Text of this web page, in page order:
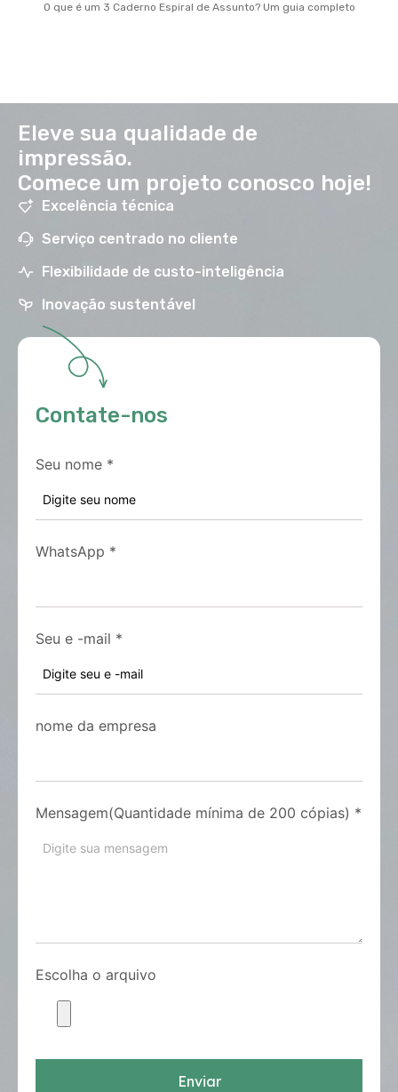
O que é um 3 Caderno Espiral de Assunto? Um guia completo
Eleve sua qualidade de
impressão.
Comece um projeto conosco hoje!
Excelência técnica
Serviço centrado no cliente
Flexibilidade de custo-inteligência
Inovação sustentável
Contate-nos
Seu nome *
WhatsApp *
Seu e -mail *
nome da empresa
Mensagem(Quantidade mínima de 200 cópias) *
Escolha o arquivo
Enviar